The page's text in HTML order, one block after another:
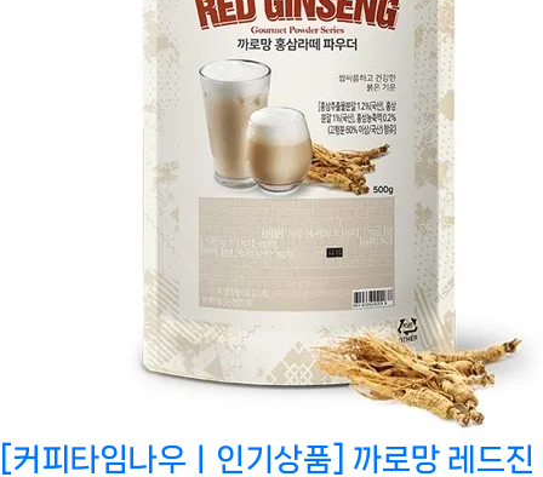
[커피타임나우ㅣ인기상품] 까로망 레드진